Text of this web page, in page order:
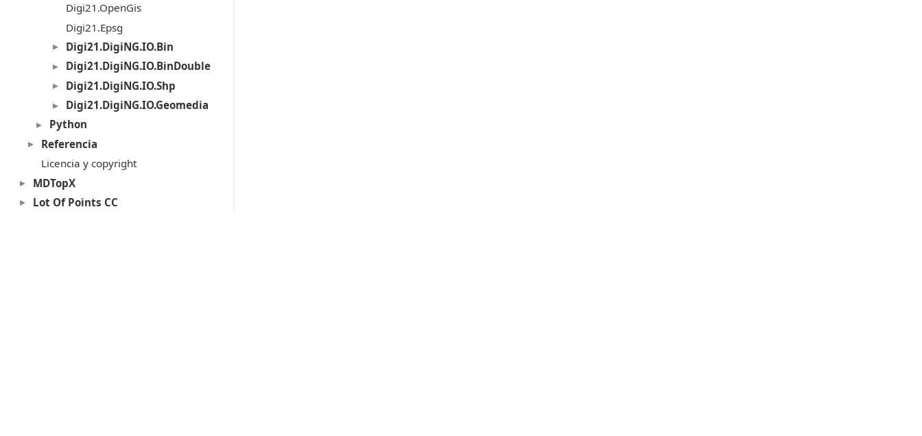
Digi21.OpenGis
Digi21.Epsg
Digi21.DigiNG.IO.Bin
Digi21.DigiNG.IO.BinDouble
Digi21.DigiNG.IO.Shp
Digi21.DigiNG.IO.Geomedia
Python
Referencia
Licencia y copyright
MDTopX
Lot Of Points CC